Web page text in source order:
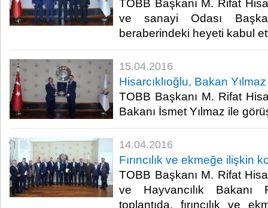
TOBB Başkanı M. Rifat
ve sanayi Odası
beraberindeki heyeti kabul
15.04.2016
Hisarcıklıoğlu, Bakan
TOBB Başkanı M. Rifat
Bakanı İsmet Yılmaz ile
14.04.2016
Fırıncılık ve ekmeğe ilişkin
TOBB Başkanı M. Rifat
ve Hayvancılık Bakanı
toplantıda, fırıncılık ve